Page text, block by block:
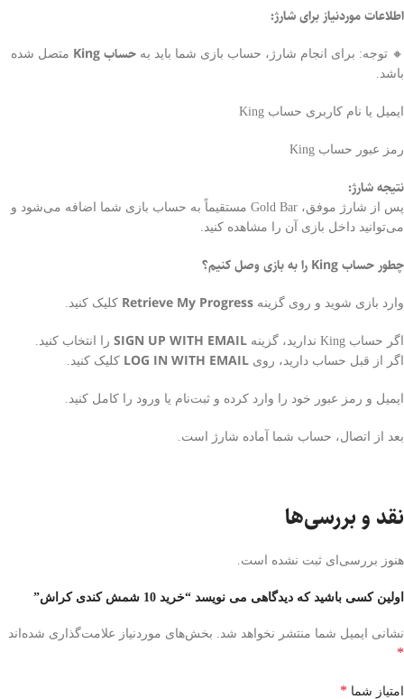
اطلاعات موردنیاز برای شارژ:
🔸 توجه: برای انجام شارژ، حساب بازی شما باید به حساب King
متصل شده
باشد.
ایمیل یا نام کاربری حساب King
رمز عبور حساب King
نتیجه شارژ:
پس از شارژ موفق، Gold Bar مستقیماً به حساب بازی شما اضافه می‌شود و
می‌توانید داخل بازی آن را مشاهده کنید.
چطور حساب King را به بازی وصل کنیم؟
وارد بازی شوید و روی گزینه Retrieve My Progress کلیک کنید.
اگر حساب King ندارید، گزینه SIGN UP WITH EMAIL را انتخاب کنید.
اگر از قبل حساب دارید، روی LOG IN WITH EMAIL کلیک کنید.
ایمیل و رمز عبور خود را وارد کرده و ثبت‌نام یا ورود را کامل کنید.
بعد از اتصال، حساب شما آماده شارژ است.
نقد و بررسی‌ها
هنوز بررسی‌ای ثبت نشده است.
اولین کسی باشید که دیدگاهی می نویسد “خرید 10 شمش کندی کراش”
نشانی ایمیل شما منتشر نخواهد شد. بخش‌های موردنیاز علامت‌گذاری شده‌اند
*
امتیاز شما *